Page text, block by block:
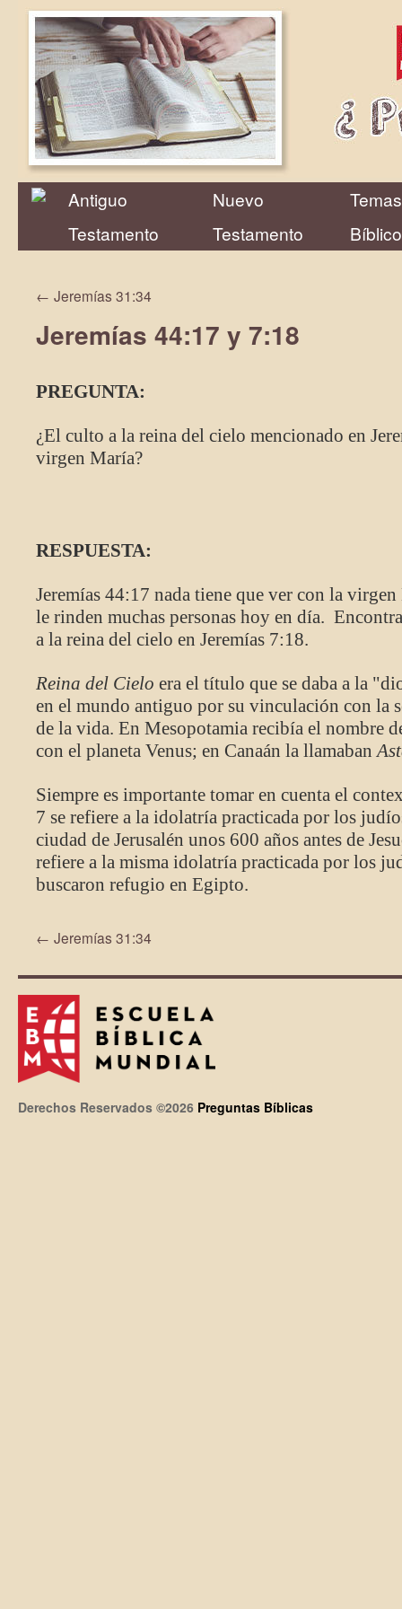
Antiguo
Testamento
Nuevo
Testamento
Temas
← Jeremías 31:34
Jeremías 44:17 y 7:18
PREGUNTA:
¿El culto a la reina del cielo mencionado en
virgen María?
RESPUESTA:
Jeremías 44:17 nada tiene que ver con la
le rinden muchas personas hoy en día.
a la reina del cielo en Jeremías 7:18.
Reina del Cielo era el título que se daba a la
en el mundo antiguo por su vinculación con la
de la vida. En Mesopotamia recibía el nombre
con el planeta Venus; en Canaán la llamaban
Siempre es importante tomar en cuenta el
7 se refiere a la idolatría practicada por los
ciudad de Jerusalén unos 600 años antes de
refiere a la misma idolatría practicada por los
buscaron refugio en Egipto.
← Jeremías 31:34
Derechos Reservados ©2026 Preguntas Bíblicas